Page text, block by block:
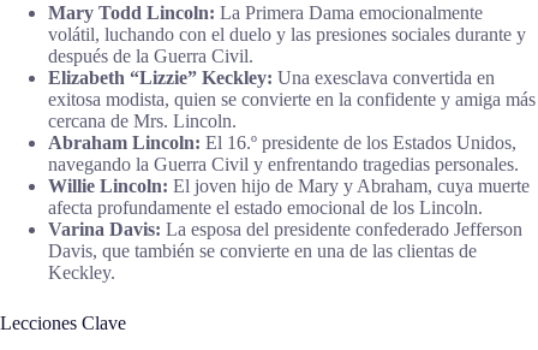
Mary Todd Lincoln: La Primera Dama emocionalmente
volátil, luchando con el duelo y las presiones sociales durante y
después de la Guerra Civil.
Elizabeth “Lizzie” Keckley: Una exesclava convertida en
exitosa modista, quien se convierte en la confidente y amiga más
cercana de Mrs. Lincoln.
Abraham Lincoln: El 16.º presidente de los Estados Unidos,
navegando la Guerra Civil y enfrentando tragedias personales.
Willie Lincoln: El joven hijo de Mary y Abraham, cuya muerte
afecta profundamente el estado emocional de los Lincoln.
Varina Davis: La esposa del presidente confederado Jefferson
Davis, que también se convierte en una de las clientas de
Keckley.
Lecciones Clave